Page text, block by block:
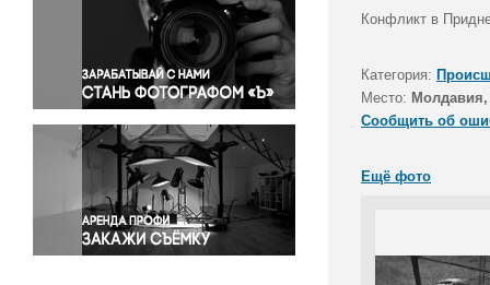
Политика
Правосудие
Происшествия и конфликты
Религия
Светская жизнь
Спорт
Экология
Экономика и бизнес
Конфликт в
Категория:
Место:
Сообщить об
Ещё фото